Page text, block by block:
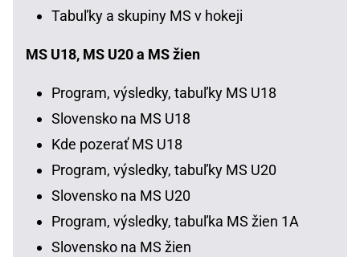
Tabuľky a skupiny MS v hokeji
MS U18, MS U20 a MS žien
Program, výsledky, tabuľky MS U18
Slovensko na MS U18
Kde pozerať MS U18
Program, výsledky, tabuľky MS U20
Slovensko na MS U20
Program, výsledky, tabuľka MS žien 1A
Slovensko na MS žien